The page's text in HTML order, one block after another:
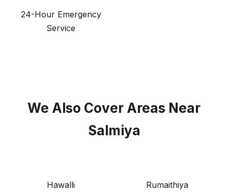
24-Hour Emergency
Service
We Also Cover Areas Near
Salmiya
Hawalli Rumaithiya